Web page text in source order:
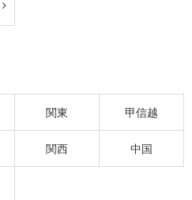
関東 甲信越
関西 中国